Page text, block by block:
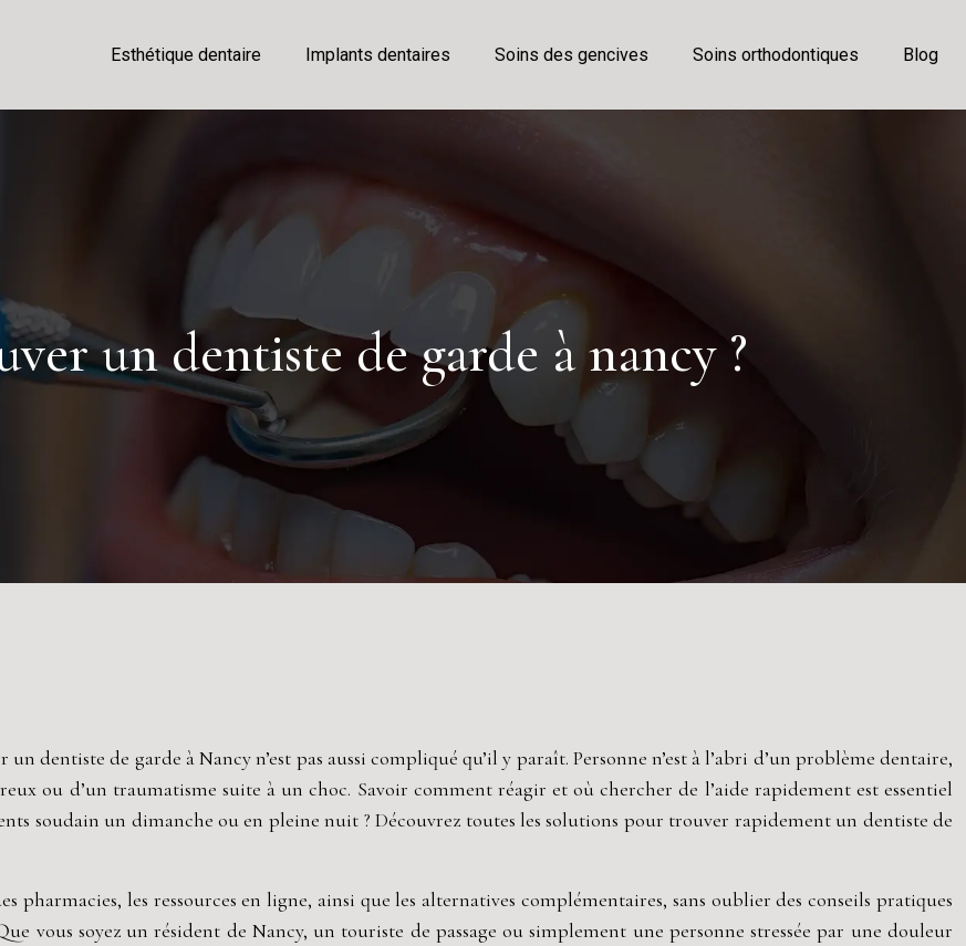
Esthétique dentaire Implants dentaires Soins des gencives Soins orthodontiques Blog
un dentiste de garde à nancy ?
dentiste de garde à Nancy n’est pas aussi compliqué qu’il y paraît. Personne n’est à l’abri d’un problème dentaire,
ou d’un traumatisme suite à un choc. Savoir comment réagir et où chercher de l’aide rapidement est essentiel
soudain un dimanche ou en pleine nuit ? Découvrez toutes les solutions pour trouver rapidement un dentiste de
pharmacies, les ressources en ligne, ainsi que les alternatives complémentaires, sans oublier des conseils pratiques
vous soyez un résident de Nancy, un touriste de passage ou simplement une personne stressée par une douleur